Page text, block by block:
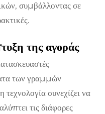
συμβάλλοντας σε
της αγοράς
των γραμμών
συνεχίζει να
τις διάφορες